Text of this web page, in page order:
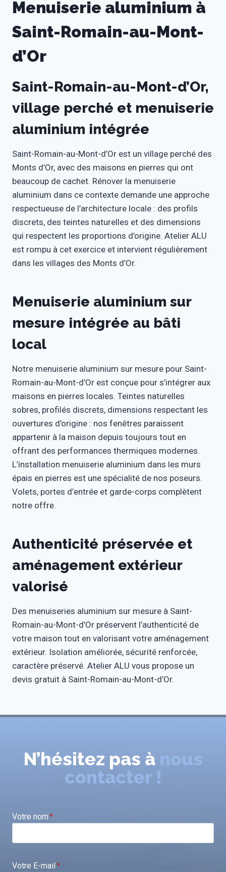
Menuiserie aluminium à
Saint-Romain-au-Mont-
d’Or
Saint-Romain-au-Mont-d’Or,
village perché et menuiserie
aluminium intégrée
Saint-Romain-au-Mont-d’Or est un village perché des
Monts d’Or, avec des maisons en pierres qui ont
beaucoup de cachet. Rénover la menuiserie
aluminium dans ce contexte demande une approche
respectueuse de l’architecture locale : des profils
discrets, des teintes naturelles et des dimensions
qui respectent les proportions d’origine. Atelier ALU
est rompu à cet exercice et intervient régulièrement
dans les villages des Monts d’Or.
Menuiserie aluminium sur
mesure intégrée au bâti
local
Notre menuiserie aluminium sur mesure pour Saint-
Romain-au-Mont-d’Or est conçue pour s’intégrer aux
maisons en pierres locales. Teintes naturelles
sobres, profilés discrets, dimensions respectant les
ouvertures d’origine : nos fenêtres paraissent
appartenir à la maison depuis toujours tout en
offrant des performances thermiques modernes.
L’installation menuiserie aluminium dans les murs
épais en pierres est une spécialité de nos poseurs.
Volets, portes d’entrée et garde-corps complètent
notre offre.
Authenticité préservée et
aménagement extérieur
valorisé
Des menuiseries aluminium sur mesure à Saint-
Romain-au-Mont-d’Or préservent l’authenticité de
votre maison tout en valorisant votre aménagement
extérieur. Isolation améliorée, sécurité renforcée,
caractère préservé. Atelier ALU vous propose un
devis gratuit à Saint-Romain-au-Mont-d’Or.
N’hésitez pas à nous
contacter !
Votre nom*
Votre E-mail*